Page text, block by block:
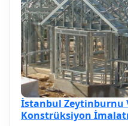
İstanbul Zeytinburnu
Konstrüksiyon İmalatı